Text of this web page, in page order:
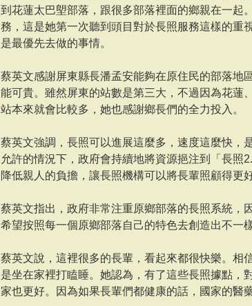
到花蓮太巴塱部落，跟很多部落裡面的鄉親在一起
務，這是她第一次聽到頭目對於長照服務這樣的重
是最優先去做的事情。
蔡英文感謝屏東縣長潘孟安能夠在原住民的部落地
能可貴。雖然屏東的站數是第三大，不過因為花蓮
站本來就會比較多，她也感謝鄉長們的全力投入。
蔡英文強調，長照可以進展這麼多，速度這麼快，
允許的情況下，政府會持續地將資源挹注到「長照
降低親人的負擔，讓長照機構可以將長輩照顧得更好
蔡英文指出，政府非常注重原鄉部落的長照系統，
希望按照每一個原鄉部落自己的特色去創造出不一
蔡英文說，這裡很多的長輩，看起來都很快樂。相
是坐在家裡打瞌睡。她認為，有了這些長照據點，
家也更好。因為如果長輩們都健康的話，國家的醫